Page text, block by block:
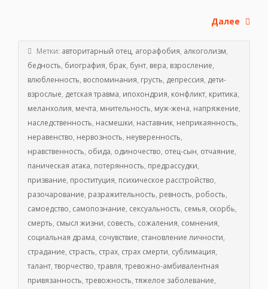
Далее
Метки: авторитарный отец, агорафобия, алкоголизм,
бедность, биография, брак, бунт, вера, взросление,
влюбленность, воспоминания, грусть, депрессия, дети-
взрослые, детская травма, ипохондрия, конфликт, критика,
меланхолия, мечта, мнительность, муж-жена, напряжение,
наследственность, насмешки, наставник, неприкаянность,
неравенство, нервозность, неуверенность,
нравственность, обида, одиночество, отец-сын, отчаяние,
паническая атака, потерянность, предрассудки,
призвание, проституция, психическое расстройство,
разочарование, разражительность, ревность, робость,
самоедство, самопознание, сексуальность, семья, скорбь,
смерть, смысл жизни, совесть, сожаления, сомнения,
социальная драма, сочувствие, становление личности,
страдание, страсть, страх, страх смерти, сублимация,
талант,творчество,травля,тревожно-амбивалентная
привязанность,тревожность,тяжелое заболевание,